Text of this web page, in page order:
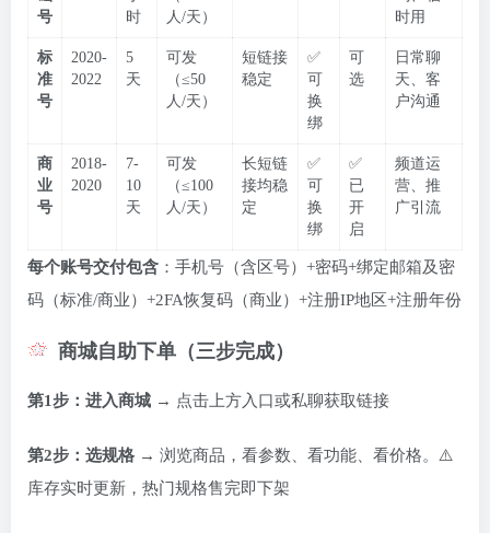
号
时
人/天）
时用
标
准
号
2020-
2022
5
天
可发
（≤50
人/天）
短链接
稳定
✅
可
换
绑
可
选
日常聊
天、客
户沟通
商
业
号
2018-
2020
7-
10
天
可发
（≤100
人/天）
长短链
接均稳
定
✅
可
换
绑
✅
已
开
启
频道运
营、推
广引流
每个账号交付包含 ：手机号（含区号）+密码+绑定邮箱及密
码（标准/商业）+2FA恢复码（商业）+注册IP地区+注册年份
商城自助下单（三步完成）
第1步：进入商城 → 点击上方入口或私聊获取链接
第2步：选规格 → 浏览商品，看参数、看功能、看价格。⚠️
库存实时更新，热门规格售完即下架